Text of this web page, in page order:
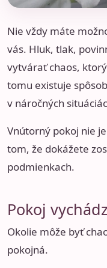
Nie vždy máte
vás. Hluk, tlak,
vytvárať chaos,
tomu existuje
v náročných
Vnútorný pokoj nie
tom, že dokážete
podmienkach.
Pokoj
Okolie môže byť
pokojná.